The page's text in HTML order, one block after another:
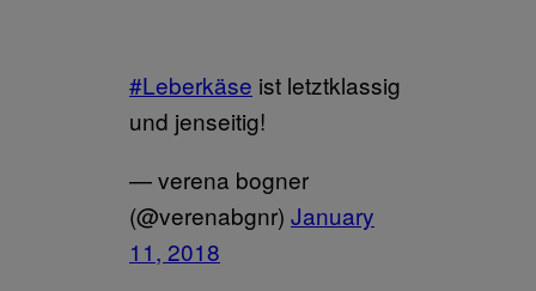
#Leberkäse ist letztklassig
und jenseitig!
— verena bogner
(@verenabgnr) January
11, 2018